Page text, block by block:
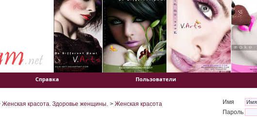
Справка Пользователи
Женская красота. Здоровье женщины. > Женская красота Имя
Пароль